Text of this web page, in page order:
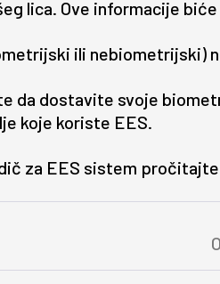
lica. Ove informacije
ili nebiometrijski)
da dostavite svoje
koje koriste EES.
za EES sistem pročitajte